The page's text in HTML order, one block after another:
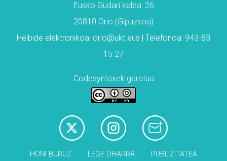
Eusko Gudari kalea, 26
20810 Orio (Gipuzkoa)
Helbide elektronikoa: orio@ukt.eus | Telefonoa: 943-83
15 27
Codesyntaxek garatua
HONI BURUZ LEGE OHARRA PUBLIZITATEA